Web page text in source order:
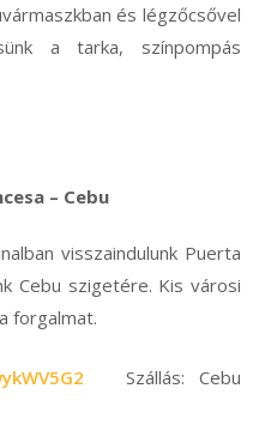
és légzőcsővel
a tarka, színpompás
– Cebu
visszaindulunk Puerta
Cebu szigetére. Kis városi
forgalmat.
Szállás: Cebu